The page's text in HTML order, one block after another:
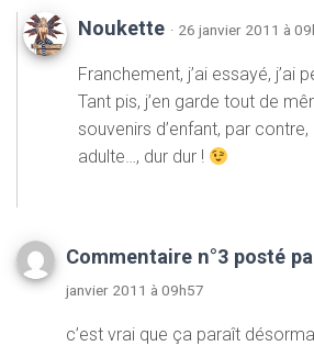
Noukette · 26 janvier 2011 à
Franchement, j’ai essayé, j’ai
Tant pis, j’en garde tout de
souvenirs d’enfant, par contre,
adulte…, dur dur !
Commentaire n°3 posté
janvier 2011 à 09h57
c’est vrai que ça paraît